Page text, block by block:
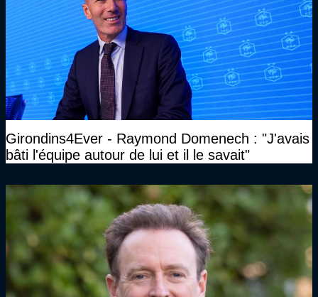
Girondins4Ever - Raymond Domenech : "J'avais
bâti l'équipe autour de lui et il le savait"